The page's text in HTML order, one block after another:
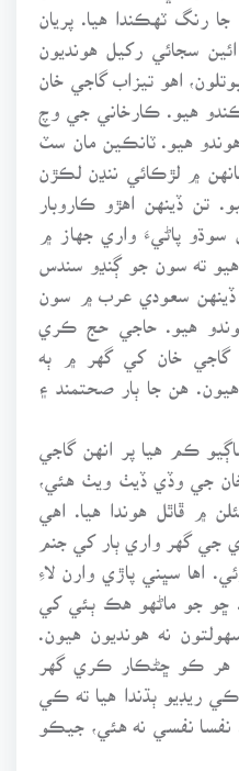
رنگ ٽهڪندا هيا. پريان
سجائي رکيل هونديون
اهو تيزاب گاجي خان
هيو. ڪارخاني جي وچ
هيو. ٽانڪين مان سٽ
۾ لڙڪائي ننڍن لڪڙن
تن ڏينهن اهڙو ڪاروبار
پاڻيءَ واري جهاز ۾
هيو ته سون جو ڳنڍو سندس
سعودي عرب ۾ سون
هيو. حاجي حج ڪري
گاجي خان کي گهر ۾ ٻه
هيون. هن جا ٻار صحتمند ۽
ڪم هيا پر انهن گاجي
جي وڏي ڏيٺ ويٺ هئي،
۾ ڦاٿل هوندا هيا. اهي
جي گهر واري ٻار کي جنم
اها سڀني پاڙي وارن لاءِ
جو ماڻهو هڪ ٻئي کي
نه هونديون هيون.
هر ڪو ڇڻڪار ڪري گهر
ريڊيو ٻڌندا هيا ته ڪي
نفسا نفسي نه هئي، جيڪو